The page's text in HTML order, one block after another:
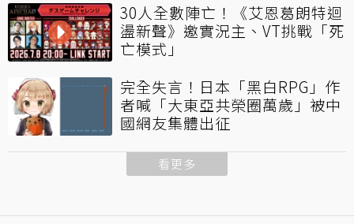
30人全數陣亡！《艾恩葛朗特迴
盪新聲》邀實況主、VT挑戰「死
亡模式」
完全失言！日本「黑白RPG」作
者喊「大東亞共榮圈萬歲」被中
國網友集體出征
看更多